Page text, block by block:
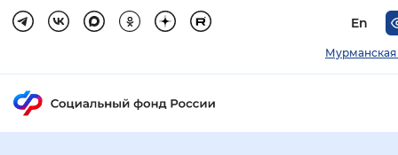
En
Мурманская